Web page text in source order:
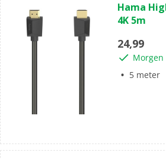
van
de
sterren.
Hama
4K 5m
24,99
5 meter